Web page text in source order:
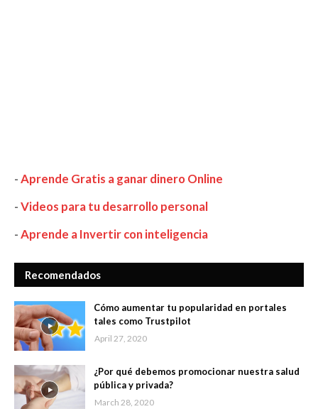
-Aprende Gratis a ganar dinero Online
-Videos para tu desarrollo personal
-Aprende a Invertir con inteligencia
Recomendados
Cómo aumentar tu popularidad en portales
tales como Trustpilot
April 27, 2020
¿Por qué debemos promocionar nuestra salud
pública y privada?
March 28, 2020